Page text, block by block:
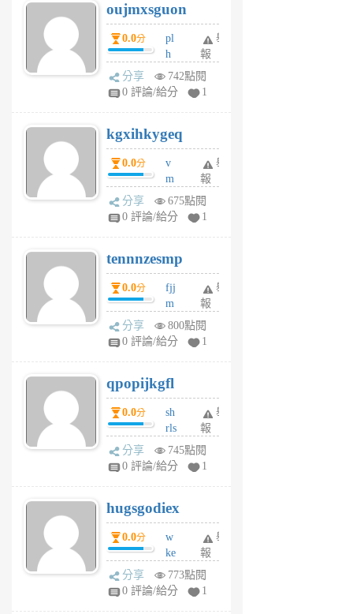
個
月
前
個
月
前
oujmxsguon
0.0分
pl
h
wi
w
6
個
月
前
舉
報
分享
742點閱
0 評論/給分
1
kgxihkygeq
0.0分
v
m
sg
sr
6
個
月
前
舉
報
分享
675點閱
0 評論/給分
1
tennnzesmp
0.0分
fjj
m
w
rs
6
個
月
前
舉
報
分享
800點閱
0 評論/給分
1
qpopijkgfl
0.0分
sh
rls
k
m
6
個
月
前
舉
報
分享
745點閱
0 評論/給分
1
hugsgodiex
0.0分
w
ke
rv
pj
舉
報
分享
773點閱
0 評論/給分
1